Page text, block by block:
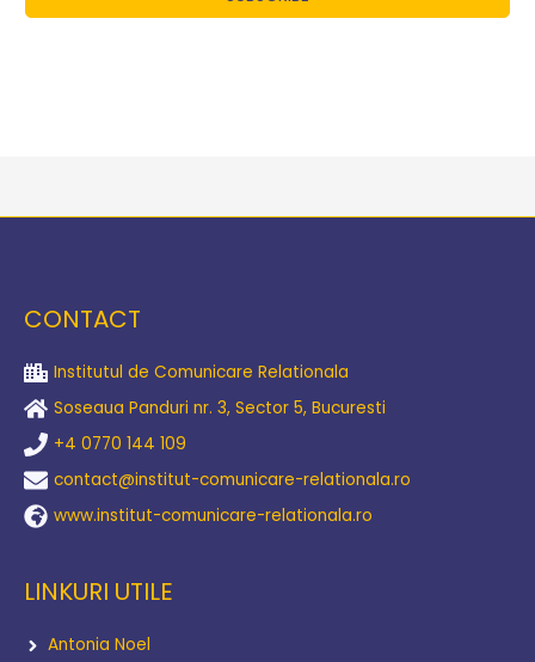
CONTACT
Institutul de Comunicare Relationala
Soseaua Panduri nr. 3, Sector 5, Bucuresti
+4 0770 144 109
contact@institut-comunicare-relationala.ro
www.institut-comunicare-relationala.ro
LINKURI UTILE
Antonia Noel